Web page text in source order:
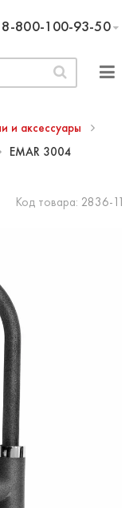
8-800-100-93-50
и аксессуары
EMAR 3004
Код товара: 2836-11